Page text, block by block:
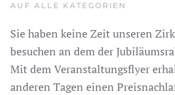
AUF ALLE KATEGORIEN
Sie haben keine Zeit unseren
besuchen an dem der
Mit dem Veranstaltungsflyer
anderen Tagen einen